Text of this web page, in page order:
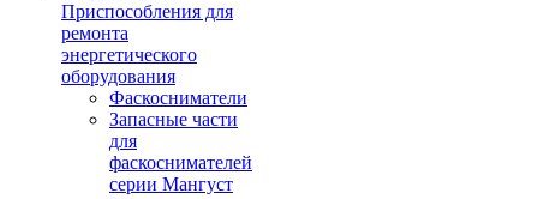
Приспособления для
ремонта
энергетического
оборудования
Фаскосниматели
Запасные части
для
фаскоснимателей
серии Мангуст